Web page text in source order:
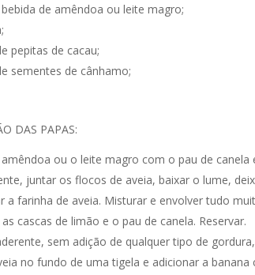
de amêndoa ou leite magro;
pepitas de cacau;
sementes de cânhamo;
DAS PAPAS:
ou o leite magro com o pau de
juntar os flocos de aveia, baixar o lume,
a farinha de aveia. Misturar e envolver tudo
cascas de limão e o pau de canela. Reservar.
sem adição de qualquer tipo de
no fundo de uma tigela e adicionar a